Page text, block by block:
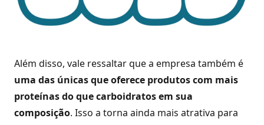
Além disso, vale ressaltar que a empresa também é
uma das únicas que oferece produtos com mais
proteínas do que carboidratos em sua
composição. Isso a torna ainda mais atrativa para